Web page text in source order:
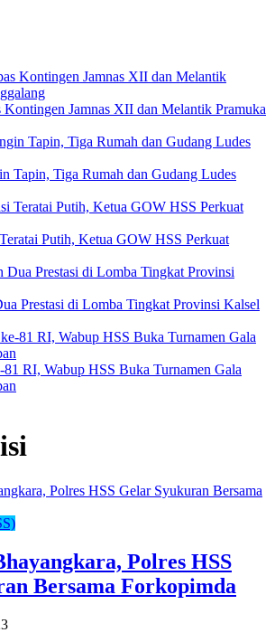
Jamnas XII dan Melantik Pramuka
Tapin, Tiga Rumah dan Gudang Ludes
Putih, Ketua GOW HSS Perkuat
Prestasi di Lomba Tingkat Provinsi Kalsel
RI, Wabup HSS Buka Turnamen Gala
Polres HSS
Bersama Forkopimda